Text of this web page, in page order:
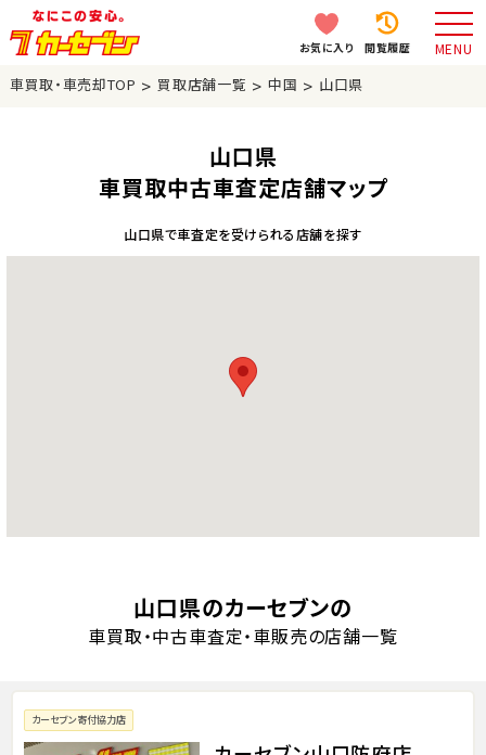
お気に入り 閲覧履歴 MENU
車買取・車売却TOP > 買取店舗一覧 > 中国 > 山口県
山口県
車買取中古車査定店舗マップ
山口県で車査定を受けられる店舗を探す
山口県のカーセブンの
車買取・中古車査定・車販売の店舗一覧
カーセブン寄付協力店